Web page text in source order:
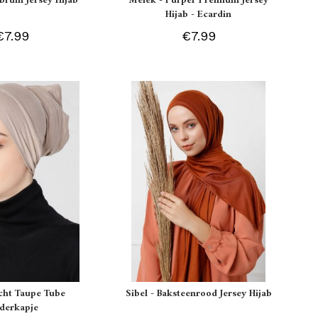
Hijab - Ecardin
€7.99
Taupe Tube
Sibel - Baksteenrood Jersey Hijab